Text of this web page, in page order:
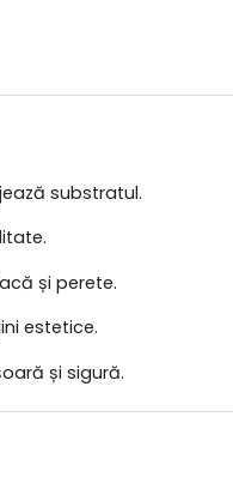
substratul.
și perete.
estetice.
și sigură.